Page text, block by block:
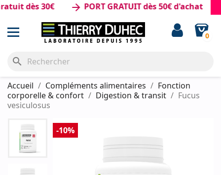
dès 30€ PORT GRATUIT dès 50€ d'achat
0
search
Accueil Compléments alimentaires
Fonction
corporelle & confort
Digestion & transit
Fucus
vesiculosus
-10%